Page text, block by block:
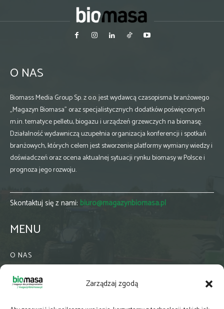
Zarządzaj zgodą
O NAS
Biomass Media Group Sp. z o.o. jest wydawcą czasopisma branżowego
„Magazyn Biomasa” oraz specjalistycznych dodatków poświęconych
m.in. tematyce pelletu, biogazu i urządzeń grzewczych na biomasę.
Działalność wydawniczą uzupełnia organizacja konferencji i spotkań
branżowych, których celem jest stworzenie platformy wymiany wiedzy i
doświadczeń oraz ocena aktualnej sytuacji rynku biomasy w Polsce i
prognoza jego rozwoju.
Skontaktuj się z nami: biuro@magazynbiomasa.pl
MENU
O NAS
WSPÓŁPRACA